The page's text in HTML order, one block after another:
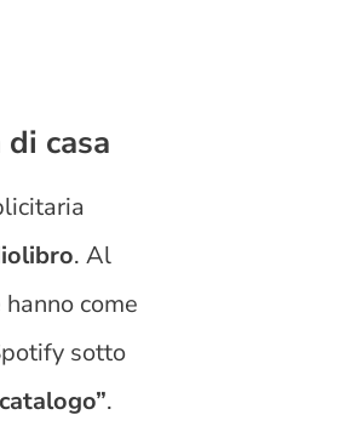
casa
. Al
come
sotto
.